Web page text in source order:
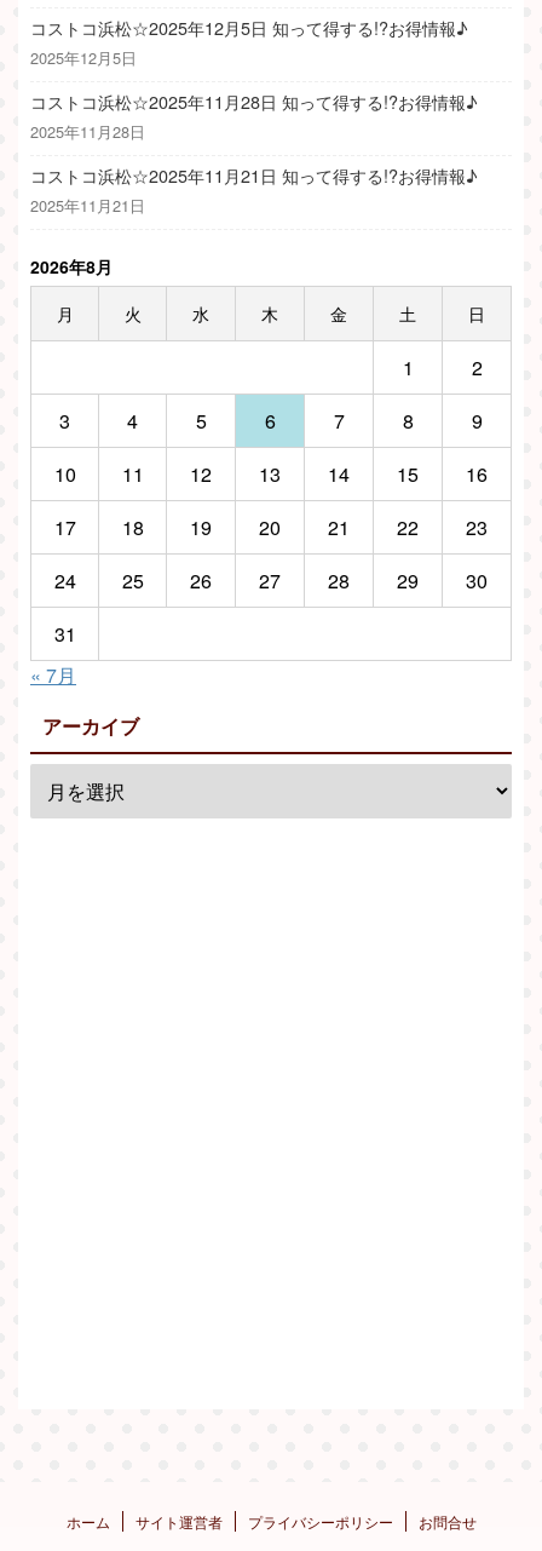
コストコ浜松☆2025年12月5日 知って得する!?お得情報♪
2025年12月5日
コストコ浜松☆2025年11月28日 知って得する!?お得情報♪
2025年11月28日
コストコ浜松☆2025年11月21日 知って得する!?お得情報♪
2025年11月21日
2026年8月
月
火 水 木 金 土 日
1
2
3
4 5 6 7 8
9
10
11 12 13 14 15
16
17
18 19 20 21 22
23
24
25 26 27 28 29
30
31
« 7月
アーカイブ
ホーム サイト運営者 プライバシーポリシー お問合せ